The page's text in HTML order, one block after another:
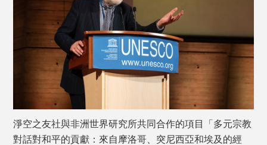
淨空之友社與非洲世界研究所共同合作的項目「多元宗教
對話對和平的貢獻：來自摩洛哥、突尼西亞和埃及的經